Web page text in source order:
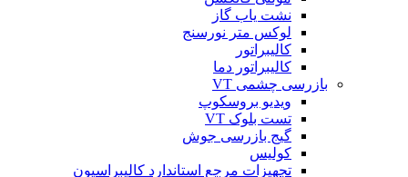
نشت یاب گاز
لوکس متر نورسنج
کالیبراتور
کالیبراتور دما
بازرسی چشمی VT
ویدیو بروسکوپ
تست بلوک VT
گیج بازرسی جوش
کولیس
تجهیزات مرجع استاندارد کالیبراسیون